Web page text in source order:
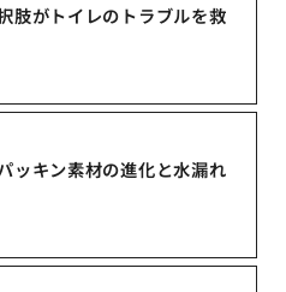
肢がトイレのトラブルを救
ッキン素材の進化と水漏れ